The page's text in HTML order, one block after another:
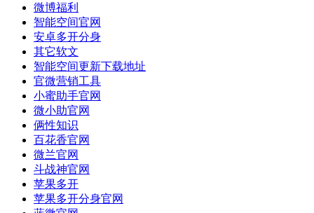
微博福利
智能空间官网
安卓多开分身
其它软文
智能空间更新下载地址
官微营销工具
小蜜助手官网
微小助官网
俩性知识
百花香官网
微兰官网
斗战神官网
苹果多开
苹果多开分身官网